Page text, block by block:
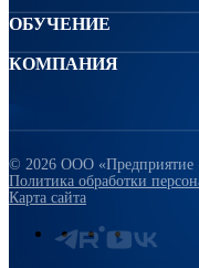
ОБУЧЕНИЕ
КОМПАНИЯ
© 2026 ООО
Политика обработки
Карта сайта